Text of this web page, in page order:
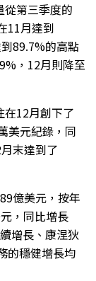
從第三季度的
11月達到
89.7%的高點
，12月則降至
在12月創下了
美元紀錄，同
末達到了
億美元，按年
，同比增長
增長、康涅狄
的穩健增長均